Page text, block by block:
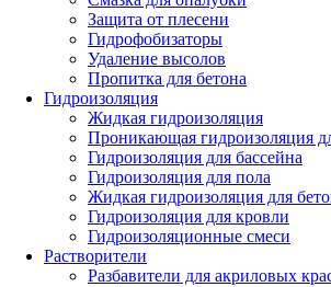
Защита от плесени
Гидрофобизаторы
Удаление высолов
Пропитка для бетона
Гидроизоляция
Жидкая гидроизоляция
Проникающая гидроизоляция
Гидроизоляция для бассейна
Гидроизоляция для пола
Жидкая гидроизоляция для
Гидроизоляция для кровли
Гидроизоляционные смеси
Растворители
Разбавители для акриловых